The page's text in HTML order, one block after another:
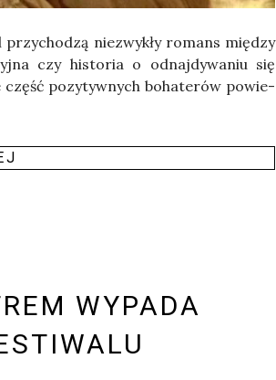
przy­cho­dzą nie­zwy­kły romans mię­dzy
czy histo­ria o odnaj­dy­wa­niu się
część pozy­tyw­nych boha­te­rów powie­
WYPADA